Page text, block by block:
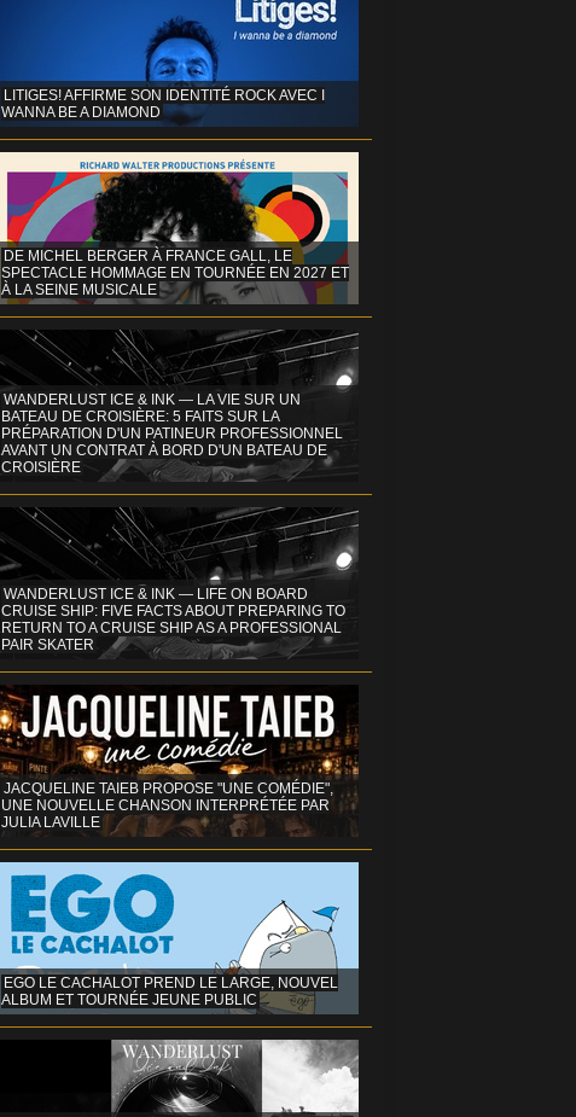
LITIGES! AFFIRME SON IDENTITÉ ROCK AVEC I
WANNA BE A DIAMOND
DE MICHEL BERGER À FRANCE GALL, LE
SPECTACLE HOMMAGE EN TOURNÉE EN 2027 ET
À LA SEINE MUSICALE
WANDERLUST ICE & INK — LA VIE SUR UN
BATEAU DE CROISIÈRE: 5 FAITS SUR LA
PRÉPARATION D'UN PATINEUR PROFESSIONNEL
AVANT UN CONTRAT À BORD D'UN BATEAU DE
CROISIÈRE
WANDERLUST ICE & INK — LIFE ON BOARD
CRUISE SHIP: FIVE FACTS ABOUT PREPARING TO
RETURN TO A CRUISE SHIP AS A PROFESSIONAL
PAIR SKATER
JACQUELINE TAIEB PROPOSE "UNE COMÉDIE",
UNE NOUVELLE CHANSON INTERPRÉTÉE PAR
JULIA LAVILLE
EGO LE CACHALOT PREND LE LARGE, NOUVEL
ALBUM ET TOURNÉE JEUNE PUBLIC